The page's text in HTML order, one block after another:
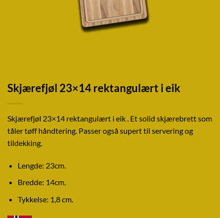
Skjærefjøl 23×14 rektangulært i eik
Skjærefjøl 23×14 rektangulært i eik . Et solid skjærebrett som
tåler tøff håndtering. Passer også supert til servering og
tildekking.
Lengde: 23cm.
Bredde: 14cm.
Tykkelse: 1,8 cm.